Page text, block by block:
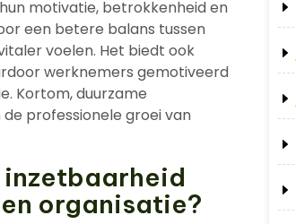
motivatie, betrokkenheid en
een betere balans tussen
voelen. Het biedt ook
werknemers gemotiveerd
Kortom, duurzame
professionele groei van
inzetbaarheid
organisatie?